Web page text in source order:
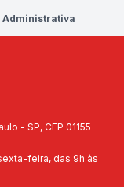
Administrativa
- SP, CEP 01155-
feira, das 9h às